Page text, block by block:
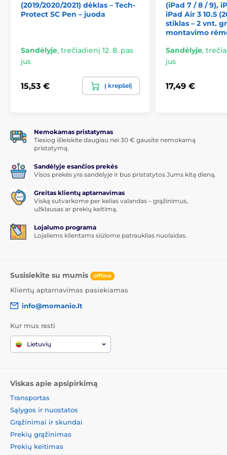
Portretinė padėtis– tobula FaceTime ir vaizdo
skambučiams.
– iPad išliks
stabilus, kad ir kur jį padėtumėte.
Apgalvotos detalės
Automatinė sleep/wake funkcija
– ekranas pats
įsijungia ar išsijungia atidarant ir uždarant dangtelį,
prievadų ir fotoaparato.
Lengva konstrukcija
nešiojamas.
(2019/2020/2021) dėklas – Tech-
Protect SC Pen – juoda
Sandėlyje, trečiadienį 12. 8. pas
jus
15,53 € Į krepšelį
(iPad 7 / 8 / 9),
iPad Air 3 10.5
stiklas – 2 vnt.
montavimo
Sandėlyje,
jus
17,49 €
Nemokamas pristatymas
Tiesiog išleiskite daugiau nei 30 € gausite nemokamą
pristatymą.
Sandėlyje esančios prekės
Visos prekės yra sandėlyje ir bus pristatytos Jums kitą dieną.
Greitas klientų aptarnavimas
Viską sutvarkome per kelias valandas – grąžinimus,
užklausas ar prekių keitimą.
Lojalumo programa
Lojaliems klientams siūlome patrauklias nuolaidas.
Susisiekite su mumis offline
Klientų aptarnavimas pasiekiamas
info@momanio.lt
Kur mus rasti
Lietuvių
Viskas apie apsipirkimą
Transportas
Sąlygos ir nuostatos
Grąžinimai ir skundai
Prekių grąžinimas
Prekių keitimas